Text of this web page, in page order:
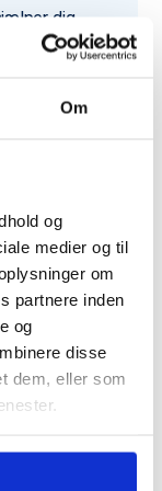
Om
og
medier og til
om
partnere inden
og
disse
dem, eller som
dig